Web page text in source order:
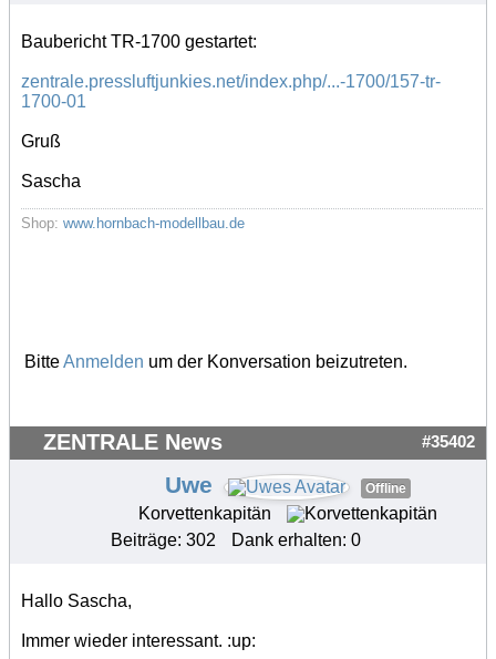
Baubericht TR-1700 gestartet:
zentrale.pressluftjunkies.net/index.php/...-1700/157-tr-
1700-01
Gruß
Sascha
Shop: www.hornbach-modellbau.de
BitteAnmelden um der Konversation beizutreten.
ZENTRALE News #35402
Uwe Offline
Korvettenkapitän
Beiträge: 302
Dank erhalten: 0
Hallo Sascha,
Immer wieder interessant. :up: